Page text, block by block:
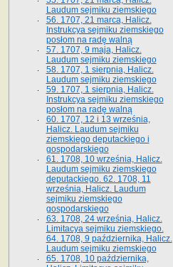
Laudum sejmiku ziemskiego
56. 1707, 21 marca, Halicz.
Instrukcya sejmiku ziemskiego
posłom na radę walną
57. 1707, 9 maja, Halicz.
Laudum sejmiku ziemskiego
58. 1707, 1 sierpnia, Halicz.
Laudum sejmiku ziemskiego
59. 1707, 1 sierpnia, Halicz.
Instrukcya sejmiku ziemskiego
posłom na radę walną
60. 1707, 12 i 13 września,
Halicz. Laudum sejmiku
ziemskiego deputackiego i
gospodarskiego
61. 1708, 10 września, Halicz.
Laudum sejmiku ziemskiego
deputackiego. 62. 1708, 11
września, Halicz. Laudum
sejmiku ziemskiego
gospodarskiego
63. 1708, 24 września, Halicz.
Limitacya sejmiku ziemskiego.
64. 1708, 9 października, Halicz.
Laudum sejmiku ziemskiego
65­. 1708, 10 października,